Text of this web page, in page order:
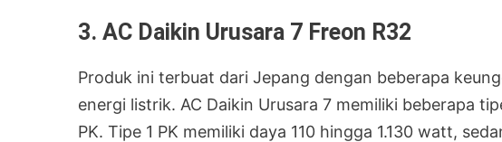
3. AC Daikin Urusara 7 Freon R32
Produk ini terbuat dari Jepang dengan beberapa
energi listrik. AC Daikin Urusara 7 memiliki beberapa
PK. Tipe 1 PK memiliki daya 110 hingga 1.130 watt,